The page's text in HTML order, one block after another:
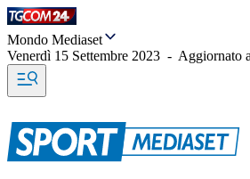
Mondo Mediaset
Venerdì 15 Settembre 2023 - Aggiornato